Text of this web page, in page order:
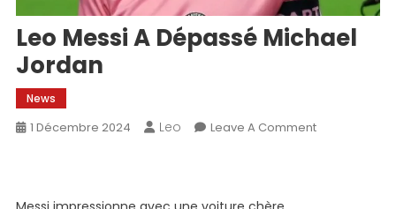
Leo Messi A Dépassé Michael
Jordan
News
1 Décembre 2024 Leo Leave A CommentOn